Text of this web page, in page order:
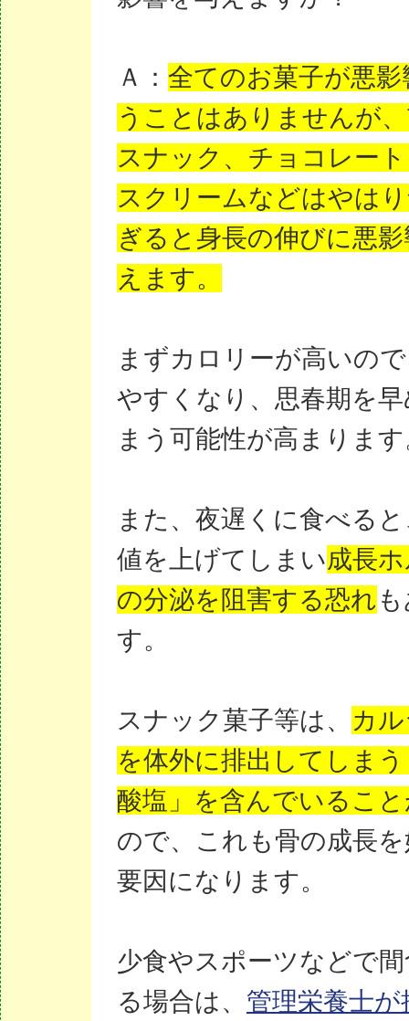
Ａ： 全てのお菓子が悪影
うことはありませんが
スナック、チョコレー
スクリームなどはやは
ぎると身長の伸びに悪
えます。
まずカロリーが高いの
やすくなり、思春期を
まう可能性が高まりま
また、夜遅くに食べる
値を上げてしまい成長
の分泌を阻害する恐れ
す。
スナック菓子等は、 カ
を体外に排出してしま
酸塩」を含んでいるこ
ので、これも骨の成長
要因になります。
少食やスポーツなどで
る場合は、 管理栄養士が